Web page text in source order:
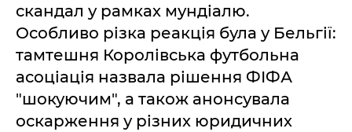
скандал у рамках мундіалю.
Особливо різка реакція була у Бельгії:
тамтешня Королівська футбольна
асоціація назвала рішення ФІФА
"шокуючим", а також анонсувала
оскарження у різних юридичних